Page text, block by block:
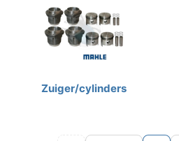
Zuiger/cylinders